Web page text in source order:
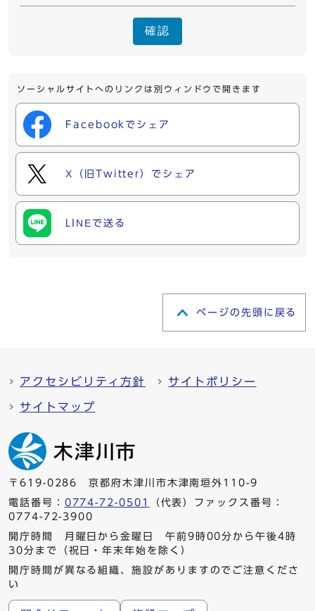
確認
ソーシャルサイトへのリンクは別ウィンドウで開きます
Facebookでシェア
X（旧Twitter）でシェア
LINEで送る
ページの先頭に戻る
アクセシビリティ方針 サイトポリシー
サイトマップ
〒619-0286 京都府木津川市木津南垣外110-9
電話番号： 0774-72-0501
（代表）ファックス番号：
0774-72-3900
開庁時間 月曜日から金曜日 午前9時00分から午後4時
30分まで（祝日・年末年始を除く）
開庁時間が異なる組織、施設がありますのでご注意くださ
い